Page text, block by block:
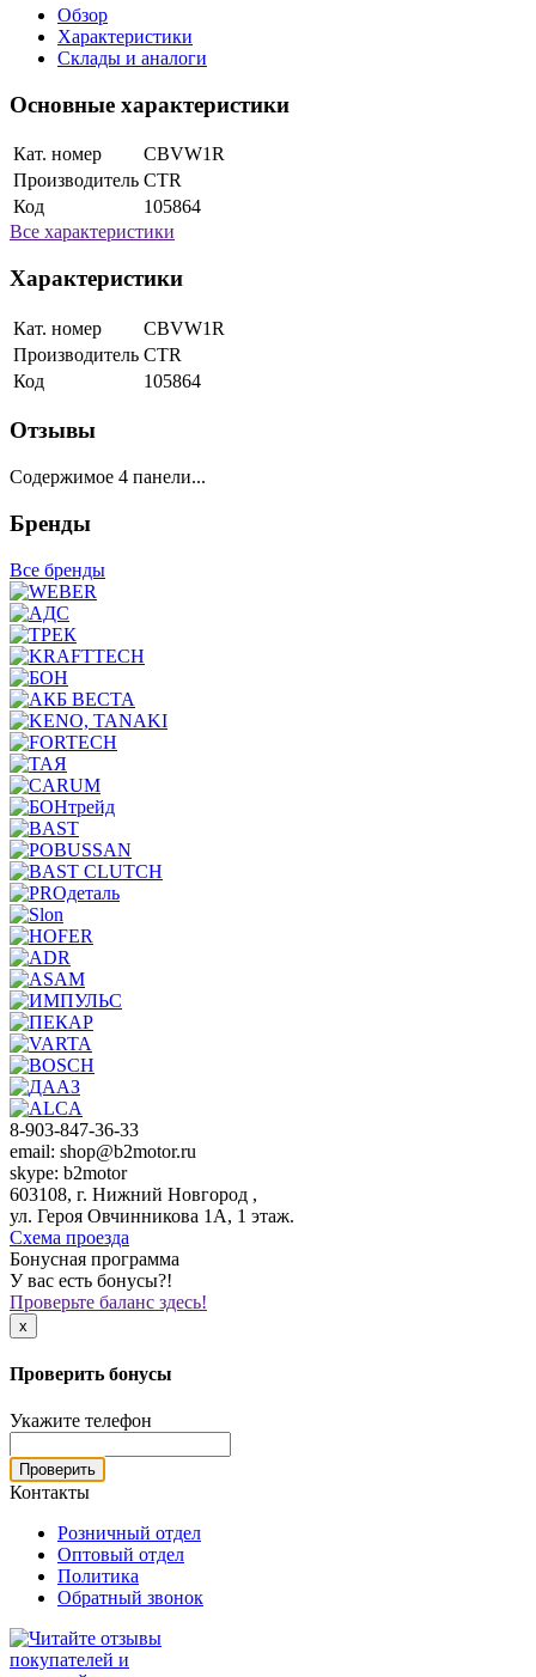
Обзор
Характеристики
Склады и аналоги
Основные характеристики
Кат. номер
CBVW1R
Производитель CTR
Код
105864
Все характеристики
Характеристики
Кат. номер
CBVW1R
Производитель CTR
Код
105864
Отзывы
Содержимое 4 панели...
Бренды
Все бренды
8-903-847-36-33
email: shop@b2motor.ru
skype: b2motor
603108, г. Нижний Новгород ,
ул. Героя Овчинникова 1А, 1 этаж.
Схема проезда
Бонусная программа
У вас есть бонусы?!
Проверьте баланс здесь!
x
Проверить бонусы
Укажите телефон
Проверить
Контакты
Розничный отдел
Оптовый отдел
Политика
Обратный звонок